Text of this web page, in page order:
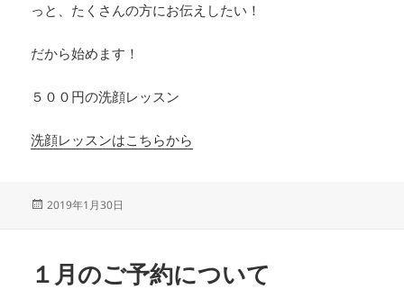
っと、たくさんの方にお伝えしたい！
だから始めます！
５００円の洗顔レッスン
洗顔レッスンはこちらから
投
2019年1月30日
１月のご予約について